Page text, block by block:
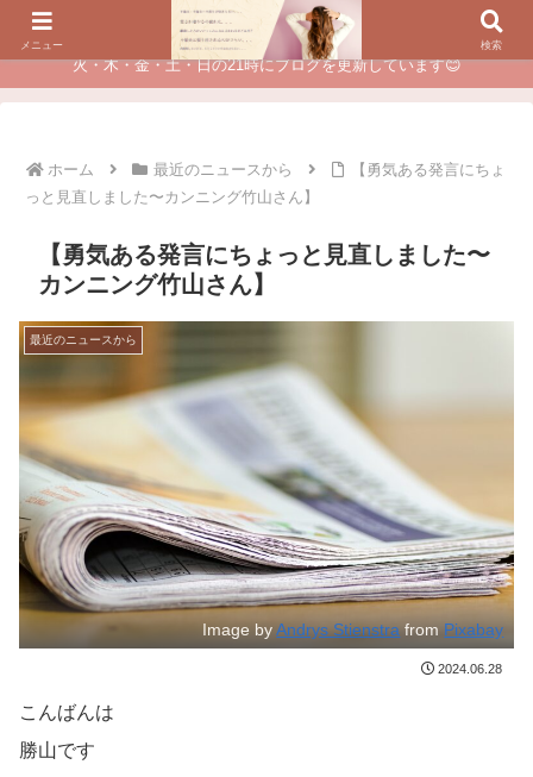
夫に不倫されたつらい経験が、あなたのチャンスに変わるカウンセリング
火・木・金・土・日の21時にブログを更新しています😊
ホーム 最近のニュースから
【勇気ある発言にちょ
っと見直しました〜カンニング竹山さん】
【勇気ある発言にちょっと見直しました〜
カンニング竹山さん】
最近のニュースから
Image byAndrys StienstrafromPixabay
2024.06.28
こんばんは
勝山です
メニュー 検索